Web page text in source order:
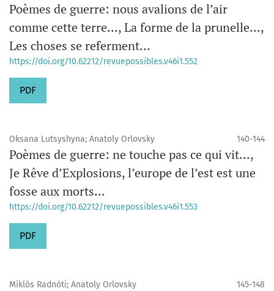
Poèmes de guerre: nous avalions de l’air
comme cette terre..., La forme de la prunelle...,
Les choses se referment...
https://doi.org/10.62212/revuepossibles.v46i1.552
PDF
Oksana Lutsyshyna; Anatoly Orlovsky 140-144
Poèmes de guerre: ne touche pas ce qui vit...,
Je Rêve d’Explosions, l’europe de l’est est une
fosse aux morts...
https://doi.org/10.62212/revuepossibles.v46i1.553
PDF
Miklós Radnóti; Anatoly Orlovsky 145-148